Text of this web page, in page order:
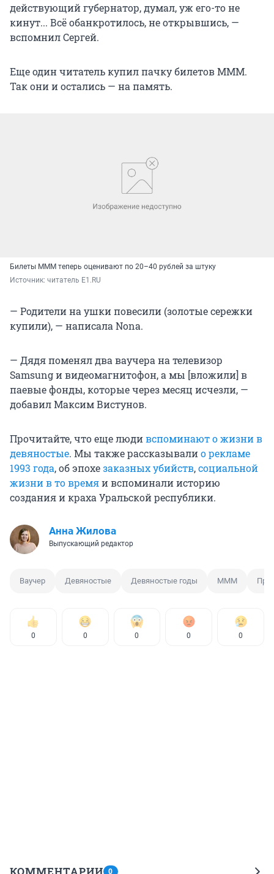
действующий губернатор, думал, уж его-то не
кинут... Всё обанкротилось, не открывшись, —
вспомнил Сергей.
Еще один читатель купил пачку билетов МММ.
Так они и остались — на память.
Билеты МММ теперь оценивают по 20–40 рублей за штуку
Источник: читатель E1.RU
— Родители на ушки повесили (золотые сережки
купили), — написала Nona.
— Дядя поменял два ваучера на телевизор
Samsung и видеомагнитофон, а мы [вложили] в
паевые фонды, которые через месяц исчезли, —
добавил Максим Вистунов.
Прочитайте, что еще людивспоминают о жизни в
девяностые. Мы также рассказывалио рекламе
1993 года, об эпохезаказных убийств,социальной
жизни в то времяи вспоминали историю
создания и краха Уральской республики.
Анна Жилова
Выпускающий редактор
Ваучер Девяностые Девяностые годы МММ
0 0 0 0 0
0